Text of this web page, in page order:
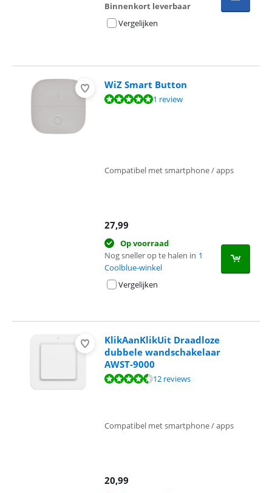
Binnenkort leverbaar
Vergelijken
WiZ Smart Button
Beoordeling is 10 van de 10, gebaseerd op 1 review.
1 review
Compatibel met smartphone / apps
27,99
Op voorraad
Nog sneller op te halen in 1
Coolblue-winkel
Vergelijken
KlikAanKlikUit Draadloze
dubbele wandschakelaar
AWST-9000
Beoordeling is 9,2 van de 10, gebaseerd op 12 reviews.
12 reviews
Compatibel met smartphone / apps
20,99